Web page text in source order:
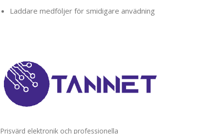
Laddare medföljer för smidigare anvädning
Prisvärd elektronik och professionella